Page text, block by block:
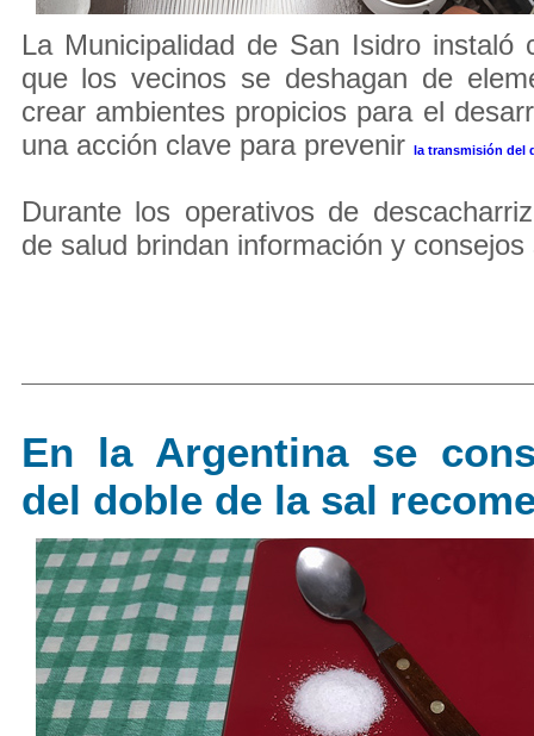
La Municipalidad de San Isidro instaló
que los vecinos se deshagan de
crear ambientes propicios para el
una acción clave para prevenir la transmisión del
Durante los operativos de
de salud brindan información y
En la Argentina se
del doble de la sal